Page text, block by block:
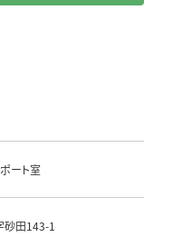
ート室
砂田143-1